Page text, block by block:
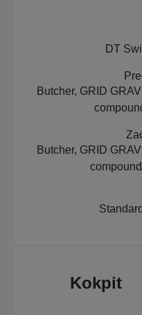
DT
Butcher, GRID
Butcher, GRID
Kokpit